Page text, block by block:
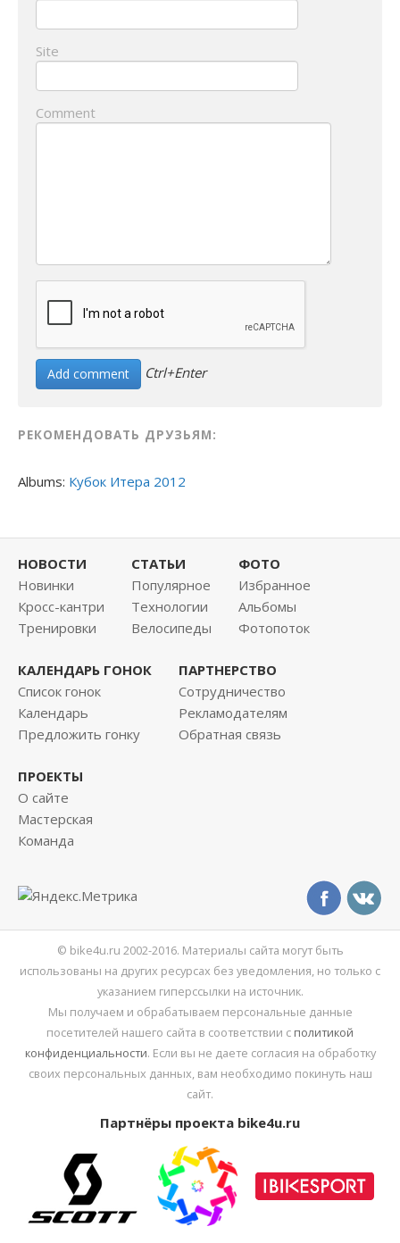
Site
Comment
Ctrl+Enter
РЕКОМЕНДОВАТЬ ДРУЗЬЯМ:
Albums: Кубок Итера 2012
НОВОСТИ
Новинки
Кросс-кантри
Тренировки
СТАТЬИ
Популярное
Технологии
Велосипеды
ФОТО
Избранное
Альбомы
Фотопоток
КАЛЕНДАРЬ ГОНОК
Список гонок
Календарь
Предложить гонку
ПАРТНЕРСТВО
Сотрудничество
Рекламодателям
Обратная связь
ПРОЕКТЫ
О сайте
Мастерская
Команда
© bike4u.ru 2002-2016. Материалы сайта могут быть
использованы на других ресурсах без уведомления, но только с
указанием гиперссылки на источник.
Мы получаем и обрабатываем персональные данные
посетителей нашего сайта в соответствии с политикой
конфиденциальности. Если вы не даете согласия на обработку
своих персональных данных, вам необходимо покинуть наш
сайт.
Партнёры проекта bike4u.ru